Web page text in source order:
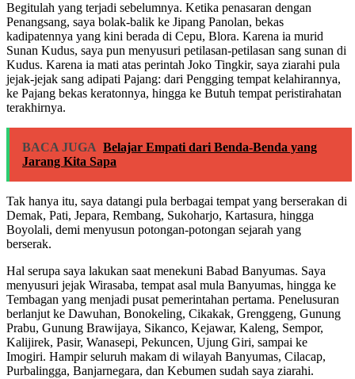
Begitulah yang terjadi sebelumnya. Ketika penasaran dengan
Penangsang, saya bolak-balik ke Jipang Panolan, bekas
kadipatennya yang kini berada di Cepu, Blora. Karena ia murid
Sunan Kudus, saya pun menyusuri petilasan-petilasan sang sunan di
Kudus. Karena ia mati atas perintah Joko Tingkir, saya ziarahi pula
jejak-jejak sang adipati Pajang: dari Pengging tempat kelahirannya,
ke Pajang bekas keratonnya, hingga ke Butuh tempat peristirahatan
terakhirnya.
BACA JUGA Belajar Empati dari Benda-Benda yang
Jarang Kita Sapa
Tak hanya itu, saya datangi pula berbagai tempat yang berserakan di
Demak, Pati, Jepara, Rembang, Sukoharjo, Kartasura, hingga
Boyolali, demi menyusun potongan-potongan sejarah yang
berserak.
Hal serupa saya lakukan saat menekuni Babad Banyumas. Saya
menyusuri jejak Wirasaba, tempat asal mula Banyumas, hingga ke
Tembagan yang menjadi pusat pemerintahan pertama. Penelusuran
berlanjut ke Dawuhan, Bonokeling, Cikakak, Grenggeng, Gunung
Prabu, Gunung Brawijaya, Sikanco, Kejawar, Kaleng, Sempor,
Kalijirek, Pasir, Wanasepi, Pekuncen, Ujung Giri, sampai ke
Imogiri. Hampir seluruh makam di wilayah Banyumas, Cilacap,
Purbalingga, Banjarnegara, dan Kebumen sudah saya ziarahi.